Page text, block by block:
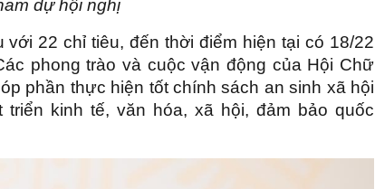
dự hội nghị
22 chỉ tiêu, đến thời điểm hiện tại có 18/22
phong trào và cuộc vận động của Hội Chữ
phần thực hiện tốt chính sách an sinh xã hội
kinh tế, văn hóa, xã hội, đảm bảo quốc